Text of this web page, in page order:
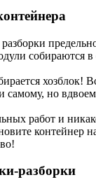
собираются
хозблок!
но
работ и
контейнер
разборки